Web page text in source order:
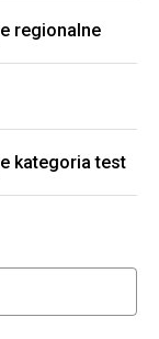
regionalne
kategoria test